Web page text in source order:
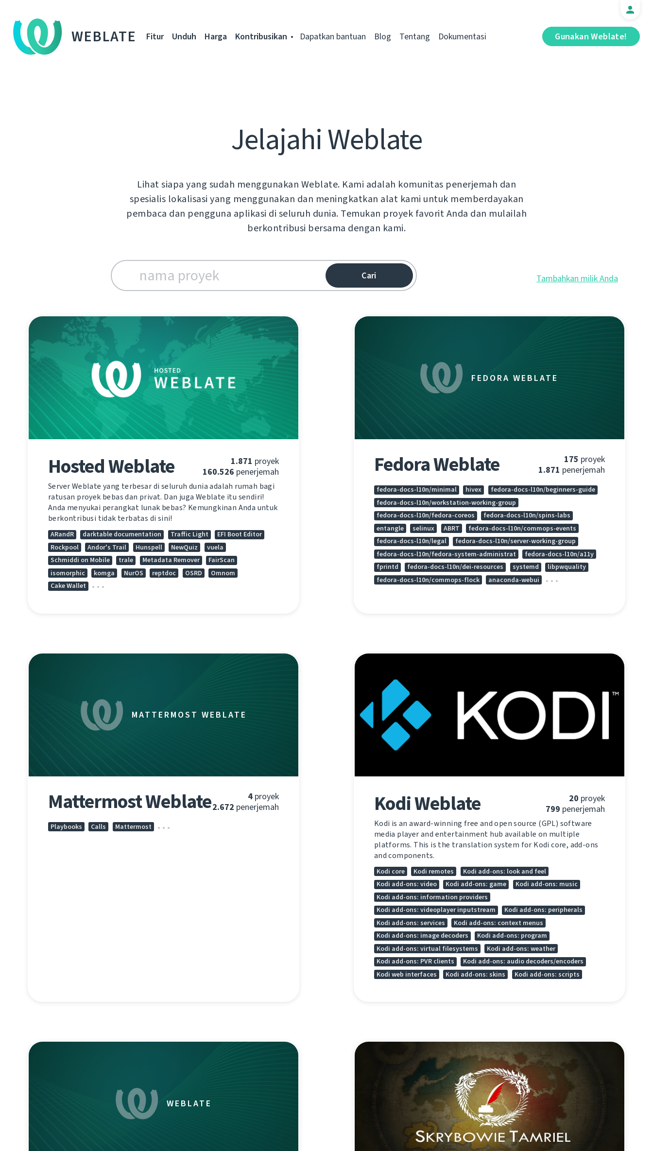
WEBLATE Gunakan Weblate!
Fitur Unduh Harga Kontribusikan Dapatkan bantuan Blog Tentang Dokumentasi
Jelajahi Weblate
Lihat siapa yang sudah menggunakan Weblate. Kami adalah komunitas penerjemah dan
spesialis lokalisasi yang menggunakan dan meningkatkan alat kami untuk memberdayakan
pembaca dan pengguna aplikasi di seluruh dunia. Temukan proyek favorit Anda dan mulailah
berkontribusi bersama dengan kami.
Tambahkan milik Anda
1.871 proyek
160.526 penerjemah
Hosted Weblate
Server Weblate yang terbesar di seluruh dunia adalah rumah bagi
ratusan proyek bebas dan privat. Dan juga Weblate itu sendiri!
Anda menyukai perangkat lunak bebas? Kemungkinan Anda untuk
berkontribusi tidak terbatas di sini!
ARandR darktable documentation Traffic Light
EFI Boot Editor
Rockpool
Andor's Trail Hunspell NewQuiz
vuela
Schmiddi on Mobile
trale Metadata Remover
FairScan
isomorphic
komga NurOS reptdoc OSRD
Omnom
Cake Wallet
FEDORA WEBLATE
175 proyek
1.871 penerjemah
Fedora Weblate
fedora-docs-l10n/minimal hivex
fedora-docs-l10n/beginners-guide
fedora-docs-l10n/workstation-working-group
fedora-docs-l10n/fedora-coreos
fedora-docs-l10n/spins-labs
entangle
selinux ABRT
fedora-docs-l10n/commops-events
fedora-docs-l10n/legal
fedora-docs-l10n/server-working-group
fedora-docs-l10n/fedora-system-administrat
fedora-docs-l10n/a11y
fprintd
fedora-docs-l10n/dei-resources systemd
libpwquality
fedora-docs-l10n/commops-flock
anaconda-webui
MATTERMOST WEBLATE
4 proyek
2.672 penerjemah
Mattermost Weblate
Playbooks Calls Mattermost
20 proyek
799 penerjemah
Kodi Weblate
Kodi is an award-winning free and open source (GPL) software
media player and entertainment hub available on multiple
platforms. This is the translation system for Kodi core, add-ons
and components.
Kodi core Kodi remotes
Kodi add-ons: look and feel
Kodi add-ons: video
Kodi add-ons: game
Kodi add-ons: music
Kodi add-ons: information providers
Kodi add-ons: videoplayer inputstream
Kodi add-ons: peripherals
Kodi add-ons: services
Kodi add-ons: context menus
Kodi add-ons: image decoders
Kodi add-ons: program
Kodi add-ons: virtual filesystems
Kodi add-ons: weather
Kodi add-ons: PVR clients
Kodi add-ons: audio decoders/encoders
Kodi web interfaces
Kodi add-ons: skins Kodi add-ons: scripts
WEBLATE